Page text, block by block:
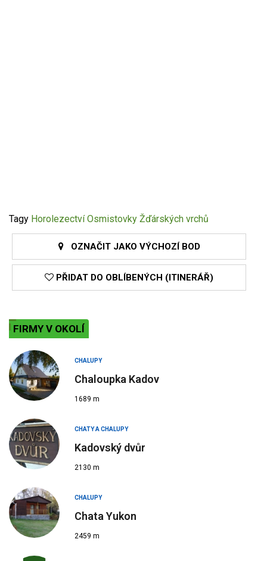
Tagy Horolezectví Osmistovky Žďárských vrchů
OZNAČIT JAKO VÝCHOZÍ BOD
PŘIDAT DO OBLÍBENÝCH (ITINERÁŘ)
FIRMY V OKOLÍ
CHALUPY
Chaloupka Kadov
1689 m
CHATY A CHALUPY
Kadovský dvůr
2130 m
CHALUPY
Chata Yukon
2459 m